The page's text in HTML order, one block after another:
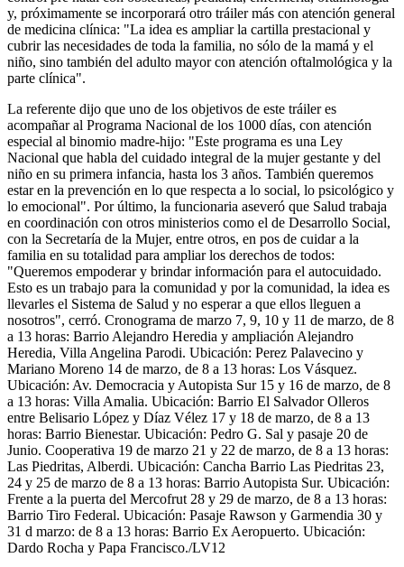
y, próximamente se incorporará otro tráiler más con atención general
de medicina clínica: "La idea es ampliar la cartilla prestacional y
cubrir las necesidades de toda la familia, no sólo de la mamá y el
niño, sino también del adulto mayor con atención oftalmológica y la
parte clínica".
La referente dijo que uno de los objetivos de este tráiler es
acompañar al Programa Nacional de los 1000 días, con atención
especial al binomio madre-hijo: "Este programa es una Ley
Nacional que habla del cuidado integral de la mujer gestante y del
niño en su primera infancia, hasta los 3 años. También queremos
estar en la prevención en lo que respecta a lo social, lo psicológico y
lo emocional". Por último, la funcionaria aseveró que Salud trabaja
en coordinación con otros ministerios como el de Desarrollo Social,
con la Secretaría de la Mujer, entre otros, en pos de cuidar a la
familia en su totalidad para ampliar los derechos de todos:
"Queremos empoderar y brindar información para el autocuidado.
Esto es un trabajo para la comunidad y por la comunidad, la idea es
llevarles el Sistema de Salud y no esperar a que ellos lleguen a
nosotros", cerró. Cronograma de marzo 7, 9, 10 y 11 de marzo, de 8
a 13 horas: Barrio Alejandro Heredia y ampliación Alejandro
Heredia, Villa Angelina Parodi. Ubicación: Perez Palavecino y
Mariano Moreno 14 de marzo, de 8 a 13 horas: Los Vásquez.
Ubicación: Av. Democracia y Autopista Sur 15 y 16 de marzo, de 8
a 13 horas: Villa Amalia. Ubicación: Barrio El Salvador Olleros
entre Belisario López y Díaz Vélez 17 y 18 de marzo, de 8 a 13
horas: Barrio Bienestar. Ubicación: Pedro G. Sal y pasaje 20 de
Junio. Cooperativa 19 de marzo 21 y 22 de marzo, de 8 a 13 horas:
Las Piedritas, Alberdi. Ubicación: Cancha Barrio Las Piedritas 23,
24 y 25 de marzo de 8 a 13 horas: Barrio Autopista Sur. Ubicación:
Frente a la puerta del Mercofrut 28 y 29 de marzo, de 8 a 13 horas:
Barrio Tiro Federal. Ubicación: Pasaje Rawson y Garmendia 30 y
31 d marzo: de 8 a 13 horas: Barrio Ex Aeropuerto. Ubicación:
Dardo Rocha y Papa Francisco./LV12